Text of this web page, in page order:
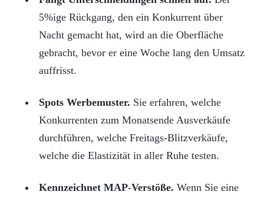
5%ige Rückgang, den ein Konkurrent über
Nacht gemacht hat, wird an die Oberfläche
gebracht, bevor er eine Woche lang den Umsatz
auffrisst.
Spots Werbemuster. Sie erfahren, welche
Konkurrenten zum Monatsende Ausverkäufe
durchführen, welche Freitags-Blitzverkäufe,
welche die Elastizität in aller Ruhe testen.
Kennzeichnet MAP-Verstöße. Wenn Sie eine